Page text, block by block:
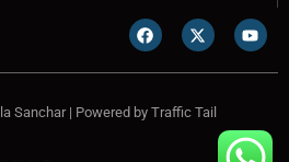
Sanchar | Powered by Traffic Tail